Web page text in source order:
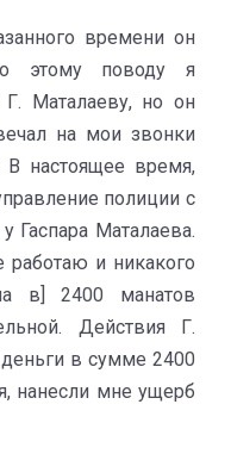
времени он
этому поводу я
Г. Маталаеву, но он
на мои звонки
настоящее время,
полиции с
Гаспара Маталаева.
работаю и никакого
в] 2400 манатов
Действия Г.
в сумме 2400
нанесли мне ущерб